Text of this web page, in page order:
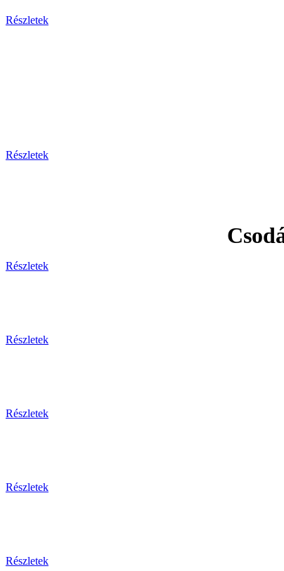
Részletek
Részletek
Részletek
Részletek
Részletek
Részletek
Részletek